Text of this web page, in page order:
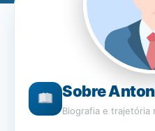
Sobre
Biografia e trajetória